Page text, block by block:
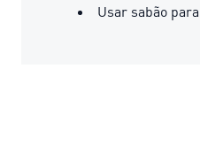
Usar sabão